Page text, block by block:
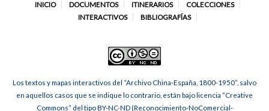
INICIO DOCUMENTOS ITINERARIOS
COLECCIONES
INTERACTIVOS
BIBLIOGRAFÍAS
Los textos y mapas interactivos del “Archivo China-España, 1800-1950”, salvo
en aquellos casos que se indique lo contrario, están bajo licencia “Creative
Commons” del tipo BY-NC-ND (Reconocimiento-NoComercial-